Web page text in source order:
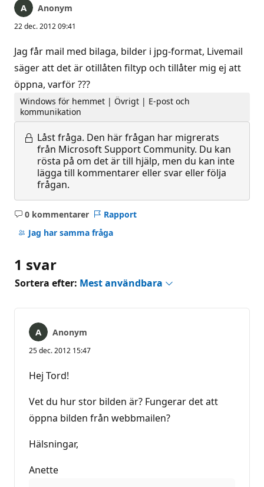
Anonym
22 dec. 2012 09:41
Jag får mail med bilaga, bilder i jpg-format, Livemail
säger att det är otillåten filtyp och tillåter mig ej att
öppna, varför ???
Windows för hemmet | Övrigt | E-post och
kommunikation
Låst fråga. Den här frågan har migrerats
från Microsoft Support Community. Du kan
rösta på om det är till hjälp, men du kan inte
lägga till kommentarer eller svar eller följa
frågan.
0 kommentarer
Inga
kommentarer
Rapport
Jag har samma fråga
1 svar
Sortera efter: Mest användbara
Anonym
25 dec. 2012 15:47
Hej Tord!
Vet du hur stor bilden är? Fungerar det att
öppna bilden från webbmailen?
Hälsningar,
Anette